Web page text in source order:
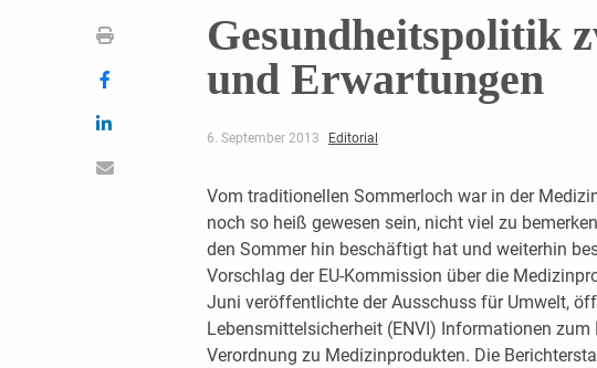
Gesundheitspolitik
und Erwartungen
6. September 2013 Editorial
Vom traditionellen Sommerloch war in der
noch so heiß gewesen sein, nicht viel zu
den Sommer hin beschäftigt hat und weiterhin
Vorschlag der EU-Kommission über die
Juni veröffentlichte der Ausschuss für Umwelt,
Lebensmittelsicherheit (ENVI) Informationen
Verordnung zu Medizinprodukten. Die